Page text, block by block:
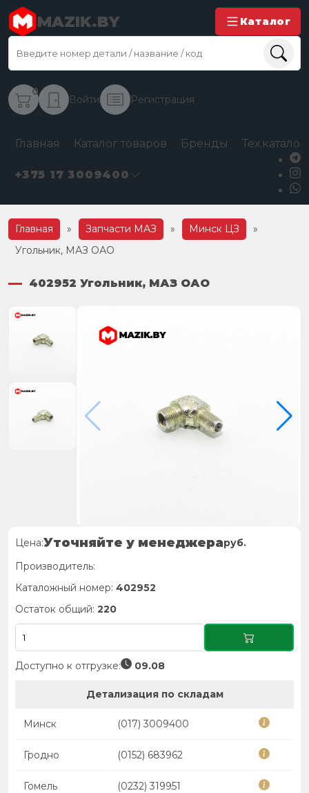
MAZIK.BY Каталог
0
Войти Регистрация
Главная Каталог товаров Бренды
+375 17 3009400
Главная » Запчасти МАЗ » Минск ЦЗ
»
Угольник, МАЗ ОАО
402952 Угольник, МАЗ ОАО
Цена:Уточняйте у менеджераруб.
Производитель:
Каталожный номер: 402952
Остаток общий: 220
Доступно к отгрузке: 09.08
Детализация по складам
Минск (017) 3009400
Гродно (0152) 683962
Гомель (0232) 319951